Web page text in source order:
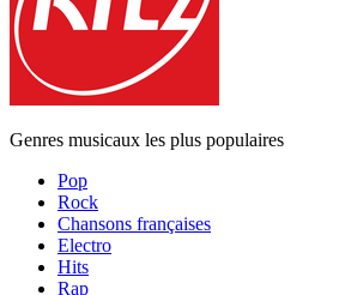
Genres musicaux les plus populaires
Pop
Rock
Chansons françaises
Electro
Hits
Rap